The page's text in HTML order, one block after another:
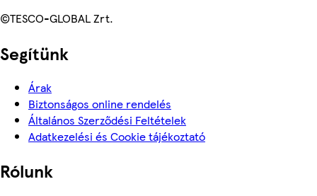
©TESCO-GLOBAL Zrt.
Segítünk
Árak
Biztonságos online rendelés
Általános Szerződési Feltételek
Adatkezelési és Cookie tájékoztató
Rólunk